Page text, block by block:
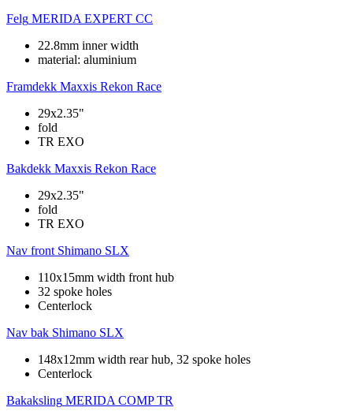
Felg MERIDA EXPERT CC
22.8mm inner width
material: aluminium
Framdekk Maxxis Rekon Race
29x2.35"
fold
TR EXO
Bakdekk Maxxis Rekon Race
29x2.35"
fold
TR EXO
Nav front Shimano SLX
110x15mm width front hub
32 spoke holes
Centerlock
Nav bak Shimano SLX
148x12mm width rear hub, 32 spoke holes
Centerlock
Bakaksling MERIDA COMP TR